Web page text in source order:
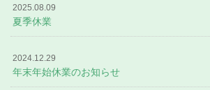
2025.08.09
夏季休業
2024.12.29
年末年始休業のお知らせ